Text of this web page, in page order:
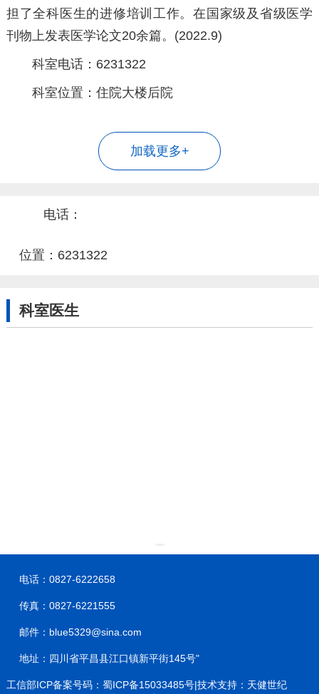
担了全科医生的进修培训工作。在国家级及省级医学
刊物上发表医学论文20余篇。(2022.9)
科室电话：6231322
科室位置：住院大楼后院
加载更多+
电话：
位置：6231322
科室医生
电话：0827-6222658
传真：0827-6221555
邮件：blue5329@sina.com
地址：四川省平昌县江口镇新平街145号"
工信部ICP备案号码：蜀ICP备15033485号|技术支持：天健世纪